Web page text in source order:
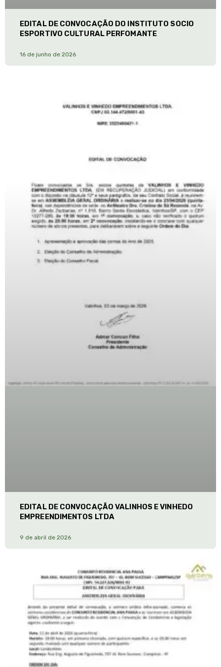
EDITAL DE CONVOCAÇÃO DO INSTITUTO SOCIO
ESPORTIVO CULTURAL PERFOMANTE
16 de junho de 2026
EDITAL DE CONVOCAÇÃO VALINHOS E VINHEDO
EMPREENDIMENTOS LTDA
9 de abril de 2026